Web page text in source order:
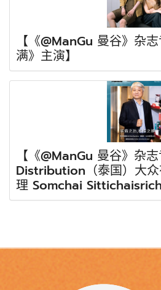
【《@ManGu 曼谷》杂
满》主演】
【《@ManGu 曼谷》杂
Distribution（泰国）大
理 Somchai